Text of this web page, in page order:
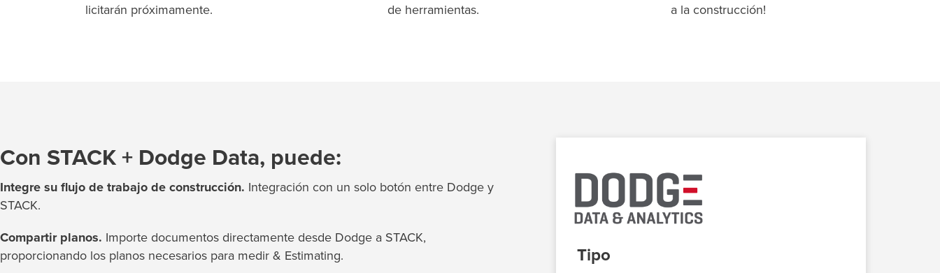
licitarán próximamente.
de herramientas.
a la construcción!
Con STACK + Dodge Data, puede:
Integre su flujo de trabajo de construcción. Integración con un solo botón entre Dodge y
STACK.
Compartir planos. Importe documentos directamente desde Dodge a STACK,
proporcionando los planos necesarios para medir & Estimating.
Tipo